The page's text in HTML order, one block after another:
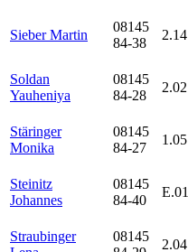
Sieber Martin
08145
84-38
2.14
Soldan
Yauheniya
08145
84-28
2.02
Stäringer
Monika
08145
84-27
1.05
Steinitz
Johannes
08145
84-40
E.01
Straubinger
08145
2.04